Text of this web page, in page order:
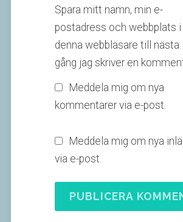
Spara mitt namn, min e-
postadress och webbplats i
denna webbläsare till nästa
gång jag skriver en
Meddela mig om nya
kommentarer via e-post.
Meddela mig om nya
via e-post.